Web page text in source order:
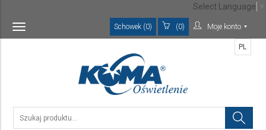
Toggle
navigation
Schowek (0) (0) Moje konto
PL
Select Language